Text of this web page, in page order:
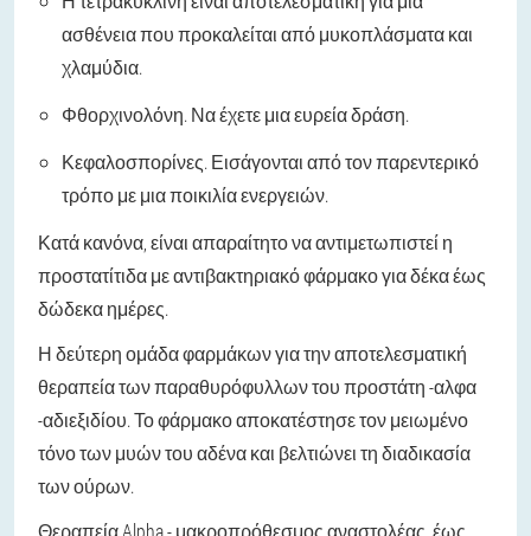
ασθένεια που προκαλείται από μυκοπλάσματα και
χλαμύδια.
Φθορχινολόνη. Να έχετε μια ευρεία δράση.
Κεφαλοσπορίνες. Εισάγονται από τον παρεντερικό
τρόπο με μια ποικιλία ενεργειών.
Κατά κανόνα, είναι απαραίτητο να αντιμετωπιστεί η
προστατίτιδα με αντιβακτηριακό φάρμακο για δέκα έως
δώδεκα ημέρες.
Η δεύτερη ομάδα φαρμάκων για την αποτελεσματική
θεραπεία των παραθυρόφυλλων του προστάτη -αλφα
-αδιεξιδίου. Το φάρμακο αποκατέστησε τον μειωμένο
τόνο των μυών του αδένα και βελτιώνει τη διαδικασία
των ούρων.
Θεραπεία Alpha - μακροπρόθεσμος αναστολέας, έως